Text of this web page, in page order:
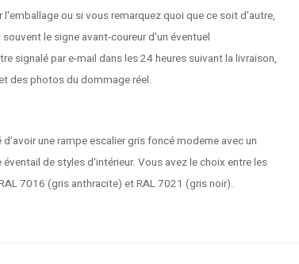
ou si vous remarquez quoi que ce soit d'autre,
le signe avant-coureur d'un éventuel
signalé par e-mail dans les 24 heures suivant la livraison,
des photos du dommage réel.
une rampe escalier gris foncé moderne avec un
de styles d'intérieur. Vous avez le choix entre les
7016 (gris anthracite) et RAL 7021 (gris noir).